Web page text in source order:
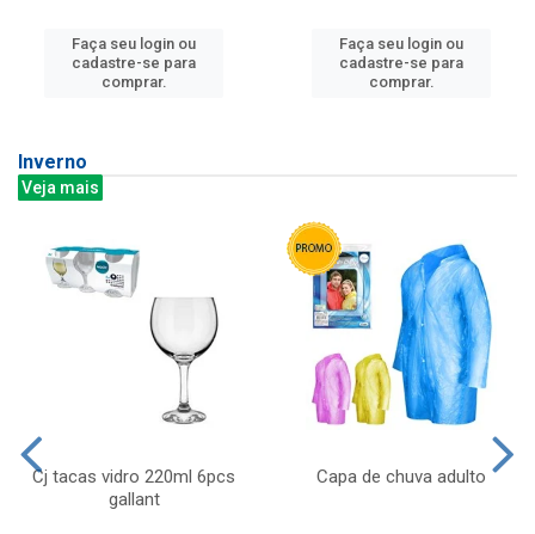
Faça seu login ou
cadastre-se para
comprar.
Faça seu login ou
cadastre-se para
comprar.
Inverno
Veja mais
Cj tacas vidro 220ml 6pcs
gallant
Capa de chuva adulto